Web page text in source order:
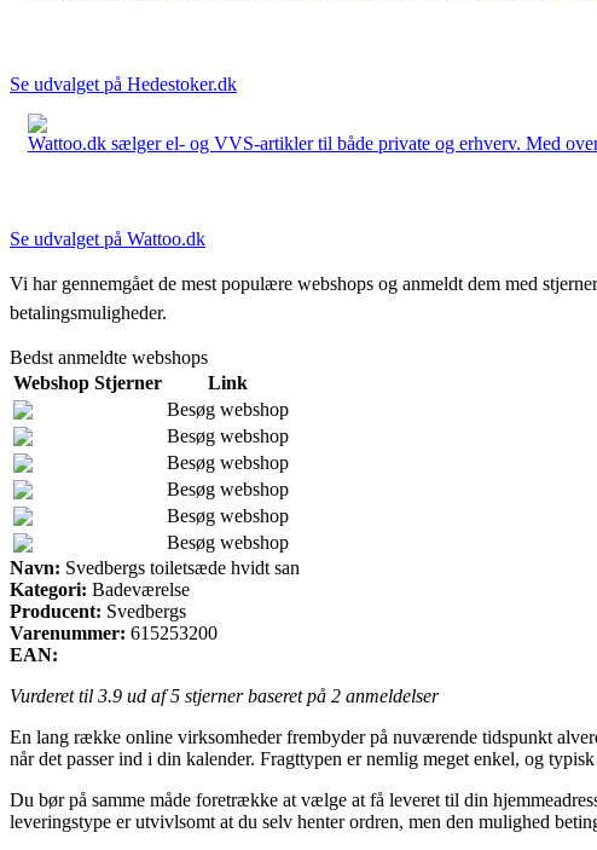
Se udvalget på Hedestoker.dk
Wattoo.dk sælger el- og VVS-artikler til både private og erhverv. Med
Se udvalget på Wattoo.dk
Vi har gennemgået de mest populære webshops og anmeldt dem med
betalingsmuligheder.
Bedst anmeldte webshops
Webshop Stjerner
Link
Besøg webshop
Besøg webshop
Besøg webshop
Besøg webshop
Besøg webshop
Besøg webshop
Navn: Svedbergs toiletsæde hvidt san
Kategori: Badeværelse
Producent: Svedbergs
Varenummer: 615253200
EAN:
Vurderet til 3.9 ud af 5 stjerner baseret på 2 anmeldelser
En lang række online virksomheder frembyder på nuværende tidspunkt
når det passer ind i din kalender. Fragttypen er nemlig meget enkel, og
Du bør på samme måde foretrække at vælge at få leveret til din
leveringstype er utvivlsomt at du selv henter ordren, men den mulighed